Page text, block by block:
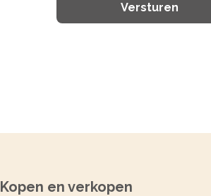
Kopen en verkopen